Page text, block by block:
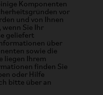
Komponenten
vor
und von Ihnen
Sie Ihr
geliefert
über
sowie die
liegen Ihrem
finden Sie
oder Hilfe
bitte über an